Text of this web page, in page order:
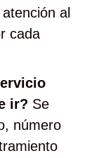
al
cada
ir? Se
número